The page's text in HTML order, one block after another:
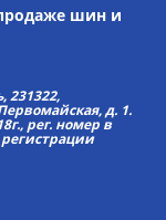
шин и
231322,
д. 1.
рег. номер в
регистрации